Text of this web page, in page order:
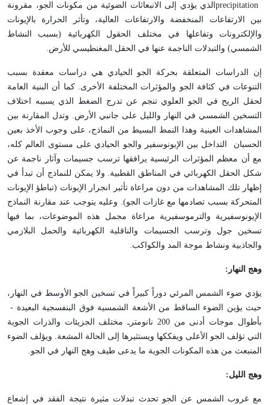
precipitationالذي يؤدي إلى الانبعاثات الضوئية من مكونات الجو، مقرونة
بين الارتفاعات المنخفضة والارتفاعات العالية، وتأثر الحرارة بالإيونات
والإلكترونات وتفاعلها في مختلف الحقول الكهربائية (بسبب النشاط
الشمسي) والتبدلات الناجمة عنها في الحقل المغنطيسي للأرض.
إن الدراسات المتعلقة بحركة الجو الحيادي هي دراسات معقدة بسبب
التنوعات في كثافة الجو والمؤثرات المختلفة الأخرى. كما أن البنية العامة
لحقل الريح في الجو العلوي تنجم عن تدرج الضغط الذي يسببه اختلاف
التسخين الشمسي في النهار والليل على جانبي الأرض. وتدل المقارنة بين
المشاهدات العينية وهذا النمط البسيط من النماذج، على وجوب الأخذ بعين
الحسبان التداخل بين الإيونوسفير والجو الحيادي على مستوى العالم كله،
مع أن معظم المؤثرات الرئيسية يرافقها ترسب جسيمات وآثار ناجمة عن
شكل الحقل الكهربائي في المناطق القطبية. ولا يمكن للنماذج أن تبدأ في
إظهار تلك المشاهدات من دون مراعاة تأثير انجرار الإيونات (تباطؤ الإيونات
المتحركة بسبب تصادمها مع غازات الجو). وعليه يتوجب عند مقارنة النماذج
الإيونوسفيرية والترموسفيرية مراعاة مجمل هذه الموضوعات، بما فيها
تسخين جول وترسب الجسيمات والناقلية الكهربائية والحمل البلازمي
والجاذبية ونشاط موجة المد والكواكب.
وهج النهار :
يؤدي ضوء الشمس المرئي دوراً كبيراً في تسخين الجو الأوسط في النهار،
حيث يؤين الضوء الساقط من الأشعة الشمسية فوق البنفسجية البعيدة -
بأطوال موجات أدنى من 200 نانومترـ مختلف الجزيئات والذرات الجوية
التي تؤلف الجو الأعلى ويفككها ويستثيرها إلى الحالة المشعة. ويؤلف الضوء
المنبعث من هذه المكونات الجوية ما يدعى طيف وهج النهار في الجو.
وهج الليل:
مع غروب الشمس عن الجو تحدث تبدلات مثيرة نتيجة الفقد في إشعاع